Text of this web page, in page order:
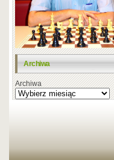
Archiwa
Archiwa